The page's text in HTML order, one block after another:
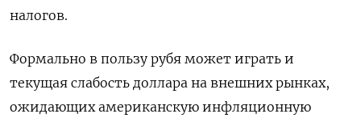
налогов.
Формально в пользу рубя может играть и
текущая слабость доллара на внешних рынках,
ожидающих американскую инфляционную